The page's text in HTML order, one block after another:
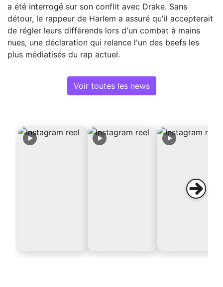
a été interrogé sur son conflit avec Drake. Sans
détour, le rappeur de Harlem a assuré qu'il accepterait
de régler leurs différends lors d'un combat à mains
nues, une déclaration qui relance l'un des beefs les
plus médiatisés du rap actuel.
Voir toutes les news